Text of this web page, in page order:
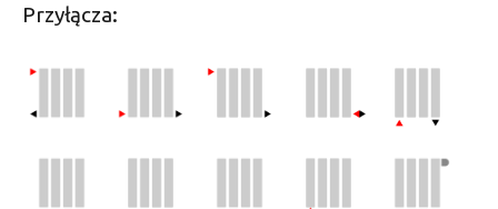
Przyłącza: